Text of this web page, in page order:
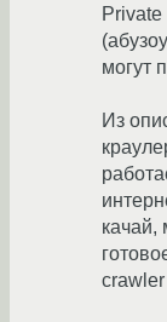
могут
Из
качай,